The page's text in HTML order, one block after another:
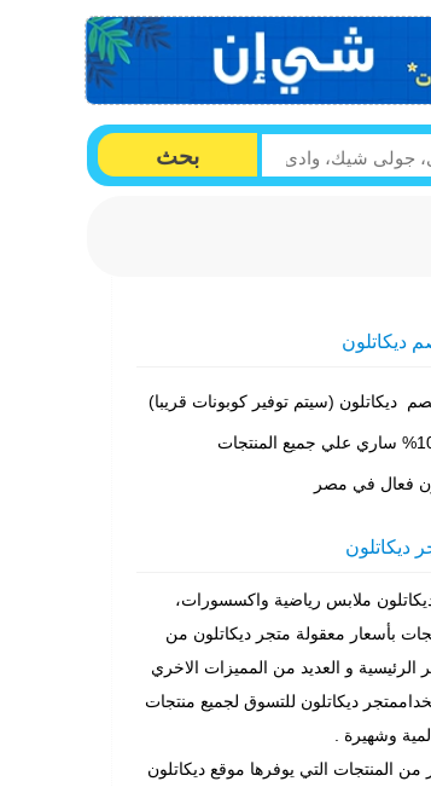
بحث
ديكاتلون
ديكاتلون (سيتم توفير كوبونات قريبا)
فعال في مصر
ديكاتلون
ملابس رياضية واكسسورات،
بأسعار معقولة متجر ديكاتلون من
الرئيسية و العديد من المميزات الاخري
ديكاتلون للتسوق لجميع منتجات
وشهيرة .
من المنتجات التي يوفرها موقع ديكاتلون